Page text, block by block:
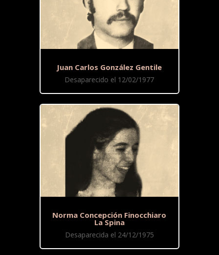
Juan Carlos González Gentile
Desaparecido el 12/02/1977
Norma Concepción Finocchiaro
La Spina
Desaparecida el 24/12/1975